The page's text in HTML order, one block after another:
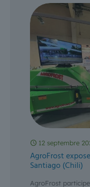
12 septembre
AgroFrost
Santiago (Chili)
AgroFrost